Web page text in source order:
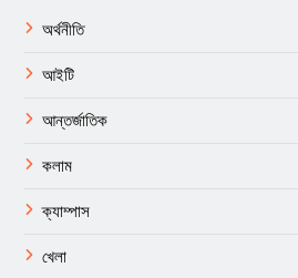
অর্থনীতি
আইটি
আন্তর্জাতিক
কলাম
ক্যাম্পাস
খেলা